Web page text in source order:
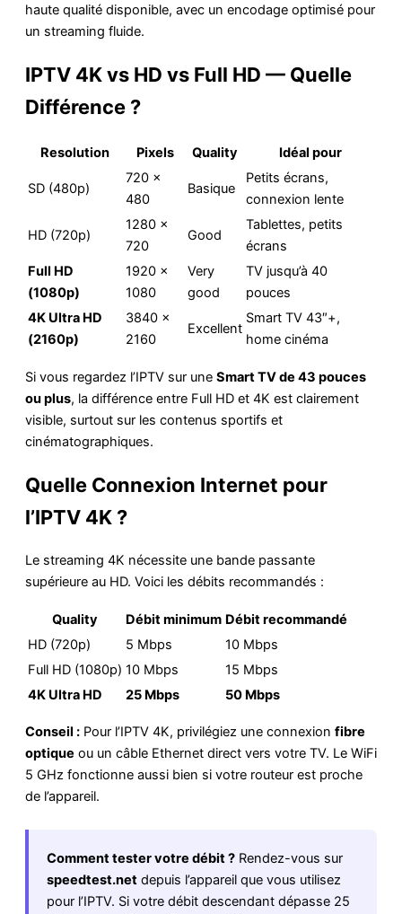
haute qualité disponible, avec un encodage optimisé pour
un streaming fluide.
IPTV 4K vs HD vs Full HD — Quelle
Différence ?
Resolution Pixels Quality Idéal pour
SD (480p)
720 ×
480
Basique
Petits écrans,
connexion lente
HD (720p)
1280 ×
720
Good
Tablettes, petits
écrans
Full HD
(1080p)
1920 ×
1080
Very
good
TV jusqu’à 40
pouces
4K Ultra HD
(2160p)
3840 ×
2160
Excellent
Smart TV 43″+,
home cinéma
Si vous regardez l’IPTV sur une Smart TV de 43 pouces
ou plus, la différence entre Full HD et 4K est clairement
visible, surtout sur les contenus sportifs et
cinématographiques.
Quelle Connexion Internet pour
l’IPTV 4K ?
Le streaming 4K nécessite une bande passante
supérieure au HD. Voici les débits recommandés :
Quality Débit minimum Débit recommandé
HD (720p)
5 Mbps
10 Mbps
Full HD (1080p) 10 Mbps
15 Mbps
4K Ultra HD
25 Mbps 50 Mbps
Conseil : Pour l’IPTV 4K, privilégiez une connexion fibre
optique ou un câble Ethernet direct vers votre TV. Le WiFi
5 GHz fonctionne aussi bien si votre routeur est proche
de l’appareil.
Comment tester votre débit ? Rendez-vous sur
speedtest.net depuis l’appareil que vous utilisez
pour l’IPTV. Si votre débit descendant dépasse 25